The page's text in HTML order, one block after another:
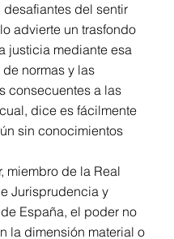
del sentir
advierte un trasfondo
justicia mediante esa
normas y las
consecuentes a las
dice es fácilmente
sin conocimientos
miembro de la Real
Jurisprudencia y
España, el poder no
la dimensión material o